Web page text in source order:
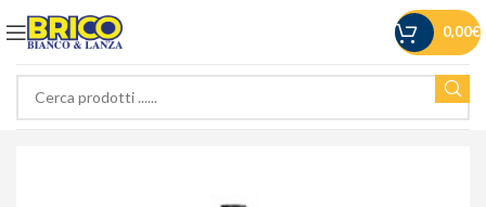
0,00€